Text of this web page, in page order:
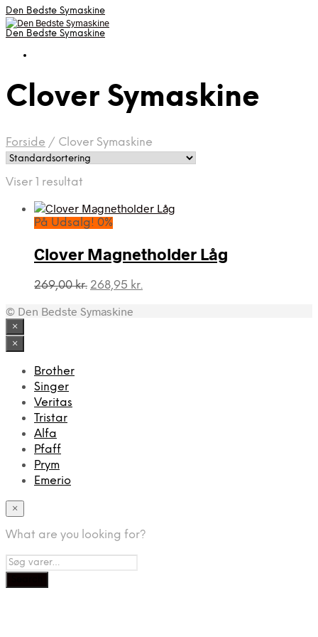
Den Bedste Symaskine
Den Bedste Symaskine
Clover Symaskine
Forside / Clover Symaskine
Viser 1 resultat
På Udsalg! 0%
Clover Magnetholder Låg
269,00kr. Den
pris
268,95 kr.
© Den Bedste Symaskine
×
×
Brother
Singer
Veritas
Tristar
Alfa
Pfaff
Prym
Emerio
×
What are you looking for?